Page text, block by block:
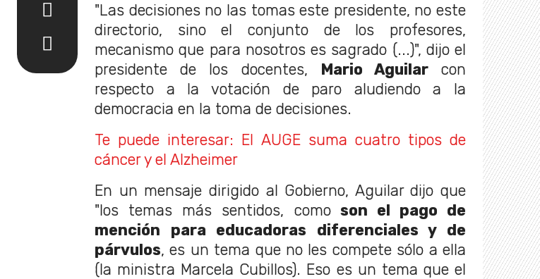
"Las decisiones no las tomas este presidente, no este
directorio, sino el conjunto de los profesores,
mecanismo que para nosotros es sagrado (...)", dijo el
presidente de los docentes, Mario Aguilarcon
respecto a la votación de paro aludiendo a la
democracia en la toma de decisiones.
Te puede interesar: El AUGE suma cuatro tipos de
cáncer y el Alzheimer
En un mensaje dirigido al Gobierno, Aguilar dijo que
"los temas más sentidos, comoson el pago de
mención para educadoras diferenciales y de
párvulos, es un tema que no les compete sólo a ella
(la ministra Marcela Cubillos). Eso es un tema que el